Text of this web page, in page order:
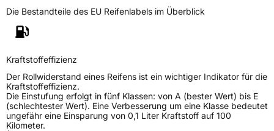
Weitere Eigenschaften
Schlauchtyp
ZustandNeureifen
VerstärktXL
Die Bestandteile des EU Reifenlabels im Überblick
Kraftstoffeffizienz
Der Rollwiderstand eines Reifens ist ein wichtiger Indikator für die
Kraftstoffeffizienz.
Die Einstufung erfolgt in fünf Klassen: von A (bester Wert) bis E
(schlechtester Wert). Eine Verbesserung um eine Klasse bedeutet
ungefähr eine Einsparung von 0,1 Liter Kraftstoff auf 100
Kilometer.